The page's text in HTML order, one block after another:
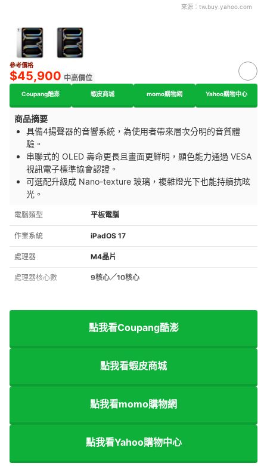
來源： tw.buy.yahoo.com
參考價格
$45,900 中高價位
Coupang酷澎 蝦皮商城 momo購物網 Yahoo購物中心
商品摘要
具備4揚聲器的音響系統，為使用者帶來層次分明的音質體
驗。
串聯式的 OLED 壽命更長且畫面更鮮明，顯色能力通過 VESA
視訊電子標準協會認證。
可選配升級成 Nano-texture 玻璃，複雜燈光下也能持續抗眩
光。
電腦類型 平板電腦
作業系統 iPadOS 17
處理器 M4晶片
處理器核心數 9核心／10核心
點我看Coupang酷澎
點我看蝦皮商城
點我看momo購物網
點我看Yahoo購物中心